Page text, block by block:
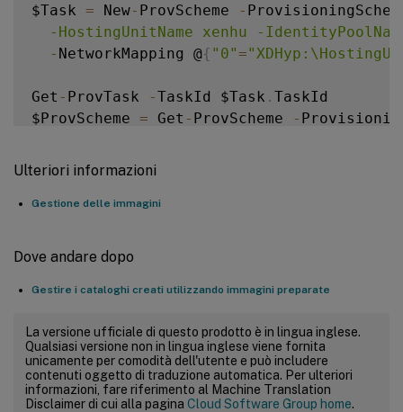
$Task = New- ProvScheme -
-HostingUnitName xenhu -
- NetworkMapping @{ "0"=
Get - ProvTask -TaskId $Task . TaskId
$ProvScheme = Get - ProvScheme -
Set -BrokerCatalog
Ulteriori informazioni
Gestione delle immagini
Dove andare dopo
Gestire i cataloghi creati utilizzando immagini preparate
La versione ufficiale di questo prodotto è in lingua inglese.
Qualsiasi versione non in lingua inglese viene fornita
unicamente per comodità dell'utente e può includere
contenuti oggetto di traduzione automatica. Per ulteriori
informazioni, fare riferimento al Machine Translation
Disclaimer di cui alla pagina Cloud Software Group home.